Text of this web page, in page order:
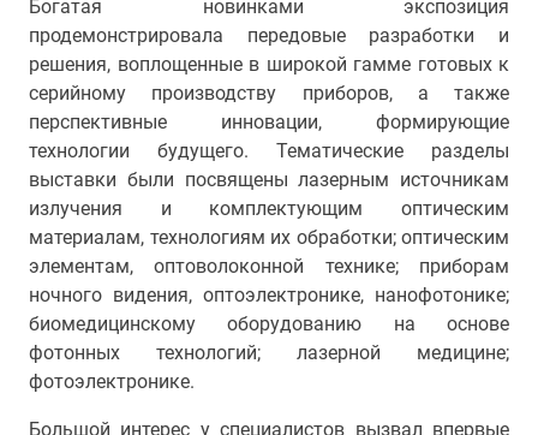
Богатая новинками экспозиция
продемонстрировала передовые разработки и
решения, воплощенные в широкой гамме готовых к
серийному производству приборов, а также
перспективные инновации, формирующие
технологии будущего. Тематические разделы
выставки были посвящены лазерным источникам
излучения и комплектующим оптическим
материалам, технологиям их обработки; оптическим
элементам, оптоволоконной технике; приборам
ночного видения, оптоэлектронике, нанофотонике;
биомедицинскому оборудованию на основе
фотонных технологий; лазерной медицине;
фотоэлектронике.
Большой интерес у специалистов вызвал впервые